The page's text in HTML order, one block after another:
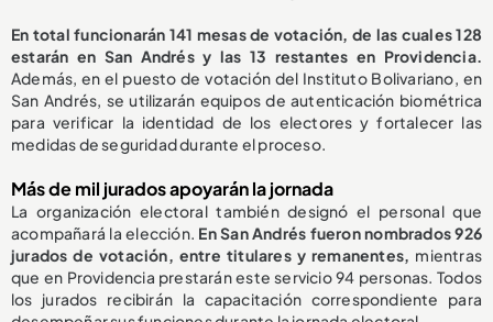
En total funcionarán 141 mesas de votación, de las cuales 128
estarán en San Andrés y las 13 restantes en Providencia.
Además, en el puesto de votación del Instituto Bolivariano, en
San Andrés, se utilizarán equipos de autenticación biométrica
para verificar la identidad de los electores y fortalecer las
medidas de seguridad durante el proceso.
Más de mil jurados apoyarán la jornada
La organización electoral también designó el personal que
acompañará la elección. En San Andrés fueron nombrados 926
jurados de votación, entre titulares y remanentes, mientras
que en Providencia prestarán este servicio 94 personas. Todos
los jurados recibirán la capacitación correspondiente para